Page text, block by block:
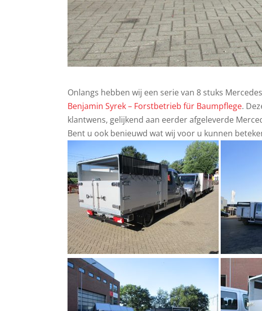
Onlangs hebben wij een serie van 8 stuks
Benjamin Syrek – Forstbetrieb für Baumpflege.
klantwens, gelijkend aan eerder afgeleverde
Bent u ook benieuwd wat wij voor u kunnen